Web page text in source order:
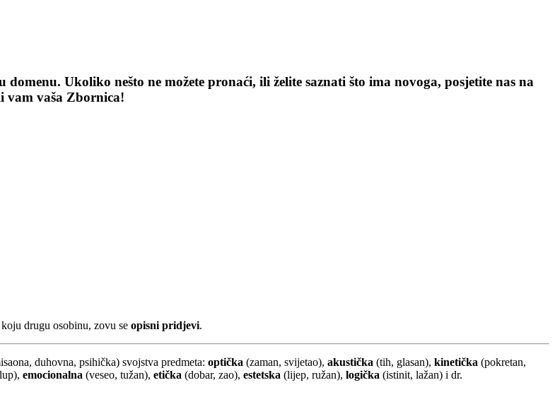
Ukoliko nešto ne možete pronaći, ili želite saznati što ima novoga, posjetite nas na
vam vaša Zbornica!
drugu osobinu, zovu se opisni pridjevi.
duhovna, psihička) svojstva predmeta: optička (zaman, svijetao), akustička (tih, glasan), kinetička (pokretan,
emocionalna (veseo, tužan), etička (dobar, zao), estetska (lijep, ružan), logička (istinit, lažan) i dr.